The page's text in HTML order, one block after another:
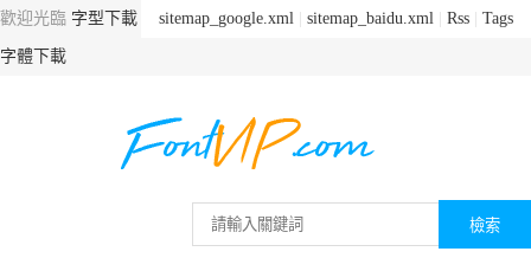
sitemap_google.xml sitemap_baidu.xml Rss Tags
歡迎光臨 字型下載
字體下載